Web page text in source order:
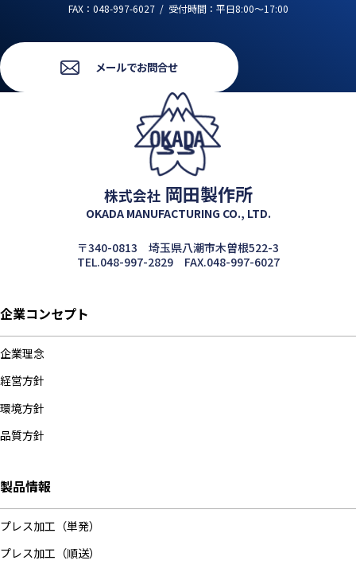
FAX：048-997-6027 / 受付時間：平日8:00～17:00
メールでお問合せ
株式会社 岡田製作所
OKADA MANUFACTURING CO., LTD.
〒340-0813 埼玉県八潮市木曽根522-3
TEL.048-997-2829 FAX.048-997-6027
企業コンセプト
企業理念
経営方針
環境方針
品質方針
製品情報
プレス加工（単発）
プレス加工（順送）